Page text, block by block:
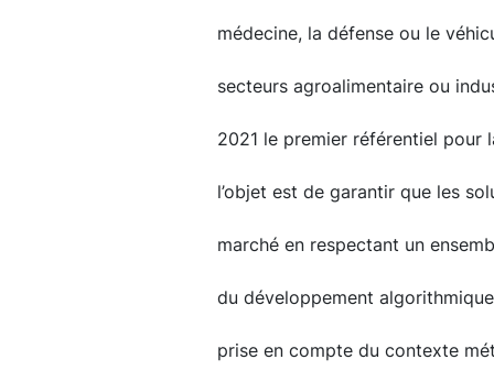
médecine, la défense ou le
secteurs agroalimentaire ou
2021 le premier référentiel pour
l’objet est de garantir que les
marché en respectant un
du développement
prise en compte du contexte